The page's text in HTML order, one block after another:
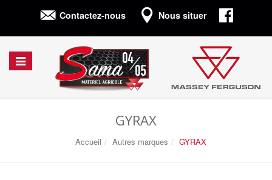
Contactez-nous Nous situer
Afficher/cacher
la
GYRAX
Accueil Autres marques GYRAX